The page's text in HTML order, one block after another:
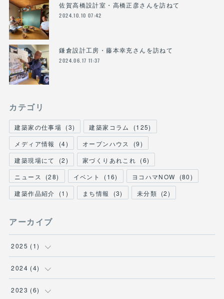
佐賀高橋設計室・高橋正彦さんを訪ねて
2024.10.10 07:42
鎌倉設計工房・藤本幸充さんを訪ねて
2024.06.17 11:37
カテゴリ
建築家の仕事場 (3) 建築家コラム (125)
メディア情報
(4) オープンハウス (9)
建築現場にて
(2) 家づくりあれこれ (6)
ニュース
(28) イベント (16) ヨコハマNOW (80)
建築作品紹介
(1 ) まち情報 (3) 未分類 (2)
アーカイブ
2025 (1)
(1
2024 (4)
(1
2023 (6)